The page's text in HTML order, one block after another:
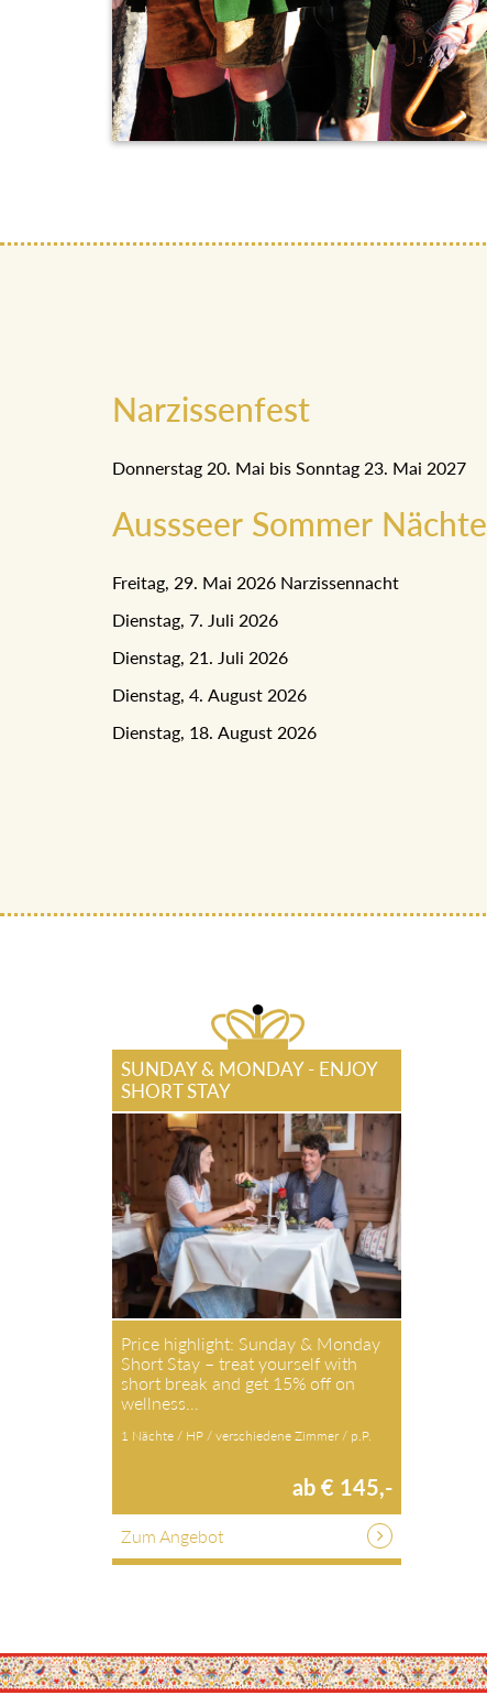
Narzissenfest
Donnerstag 20. Mai bis Sonntag 23. Mai 2027
Aussseer Sommer Nächte
Freitag, 29. Mai 2026 Narzissennacht
Dienstag, 7. Juli 2026
Dienstag, 21. Juli 2026
Dienstag, 4. August 2026
Dienstag, 18. August 2026
SUNDAY & MONDAY - ENJOY
SHORT STAY
Price highlight: Sunday & Monday
Short Stay – treat yourself with
short break and get 15% off on
wellness…
1 Nächte / HP / verschiedene Zimmer / p.P.
ab € 145,-
Zum Angebot